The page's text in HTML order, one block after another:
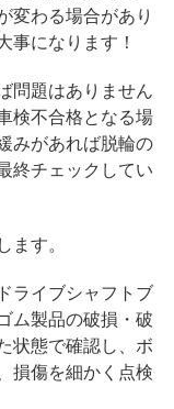
変わる場合があり
事になります！
問題はありません
検不合格となる場
みがあれば脱輪の
終チェックしてい
ます。
ライブシャフトブ
ム製品の破損・破
状態で確認し、ボ
損傷を細かく点検